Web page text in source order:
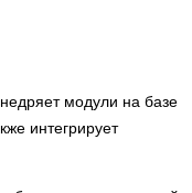
модули на базе
интегрирует